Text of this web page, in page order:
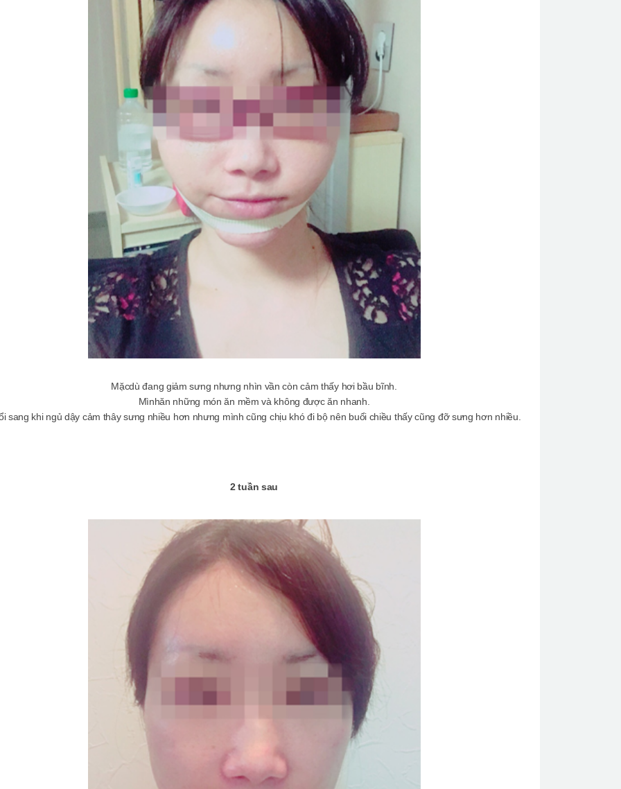
Mặcdù đang giảm sưng nhưng nhìn vần còn cảm thấy hơi bầu bĩnh.
Mìnhăn những món ăn mềm và không được ăn nhanh.
sang khi ngủ dậy cảm thây sưng nhiều hơn nhưng mình cũng chịu khó đi bộ nên buổi chiều thấy cũng đỡ sưng hơn nhiều.
2 tuần sau